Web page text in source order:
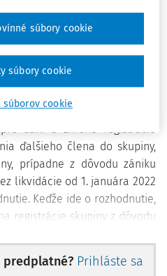
skupiny
poznamenať, že počnúc 1.
povinnosti vykonať zmeny
daň. O zmene registrácie
ďalšieho člena do skupiny,
prípadne z dôvodu zániku
likvidácie od 1. januára 2022
Keďže ide o rozhodnutie,
registrácie skupiny z dôvodu
odvolanie.
predplatné? Prihláste sa
súborov cookie
súbory cookie
súbory cookie